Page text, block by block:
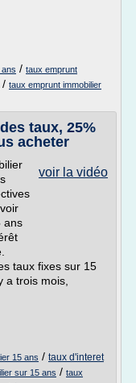
/ taux emprunt
/ taux emprunt immobilier
taux, 25%
acheter
voir la vidéo
ans
taux fixes sur 15
a trois mois,
15 ans / taux d'interet
sur 15 ans / taux